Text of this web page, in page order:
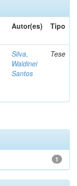
Autor(es) Tipo
Silva,
Waldinei
Santos
Tese
1